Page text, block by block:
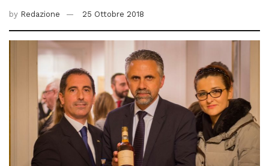
by Redazione 25 Ottobre 2018